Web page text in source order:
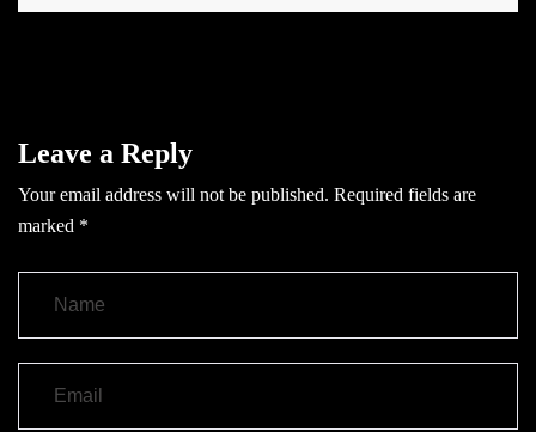
Leave a Reply
Your email address will not be published. Required fields are
marked *